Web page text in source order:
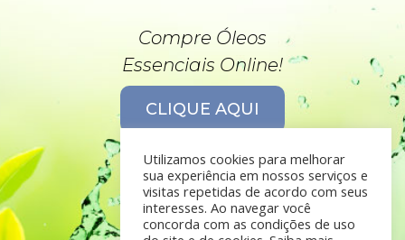
Compre Óleos
Essenciais Online!
CLIQUE AQUI
Utilizamos cookies para melhorar
sua experiência em nossos serviços e
visitas repetidas de acordo com seus
interesses. Ao navegar você
concorda com as condições de uso